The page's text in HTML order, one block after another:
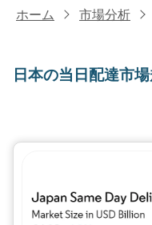
ホーム 市場分析
日本の当日配達市